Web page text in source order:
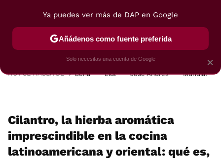
POSTRES VIAJES SELECCIÓN VEGUI
HOY SE HABLA DE Cena Lidl José Andrés Mundial
Cilantro, la hierba aromática
imprescindible en la cocina
latinoamericana y oriental: qué es,
×
Ya puedes ver más de DAP en Google
Añádenos como fuente preferida
Solo necesitas una cuenta de Google